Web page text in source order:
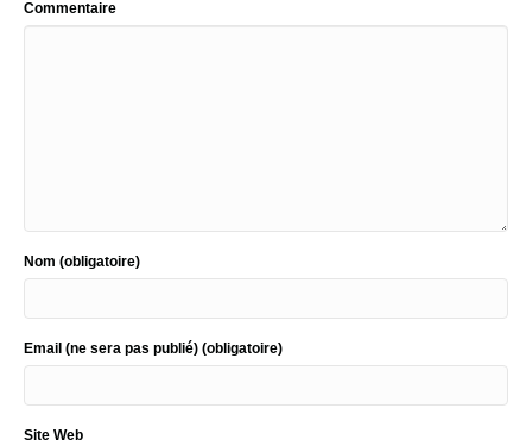
Commentaire
Nom (obligatoire)
Email (ne sera pas publié) (obligatoire)
Site Web